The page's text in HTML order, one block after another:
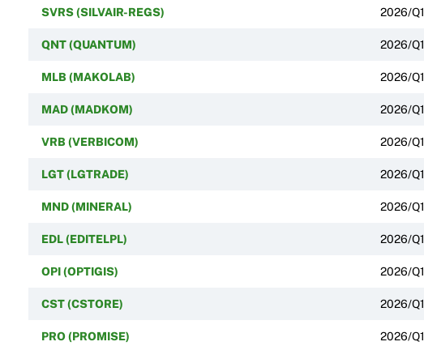
SVRS (SILVAIR-REGS) 2026/Q1
QNT (QUANTUM) 2026/Q1
MLB (MAKOLAB) 2026/Q1
MAD (MADKOM) 2026/Q1
VRB (VERBICOM) 2026/Q1
LGT (LGTRADE) 2026/Q1
MND (MINERAL) 2026/Q1
EDL (EDITELPL) 2026/Q1
OPI (OPTIGIS) 2026/Q1
CST (CSTORE) 2026/Q1
PRO (PROMISE) 2026/Q1